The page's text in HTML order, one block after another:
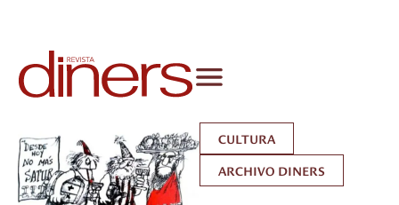
CULTURA
ARCHIVO DINERS